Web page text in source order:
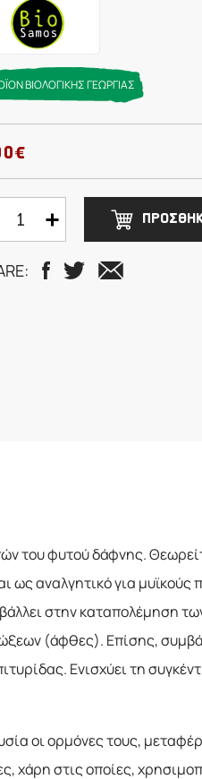
ΒΙΟΛΟΓΙΚΗΣ ΓΕΩΡΓΙΑΣ
του φυτού δάφνης.
αναλγητικό για μυϊκούς
στην καταπολέμηση
(άφθες). Επίσης,
Ενισχύει τη
οι ορμόνες τους,
χάρη στις οποίες,